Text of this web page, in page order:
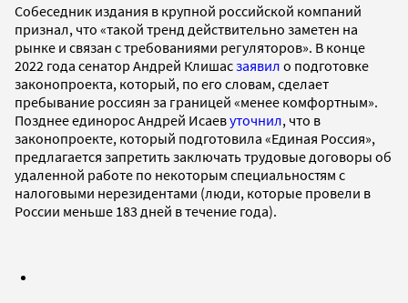
Собеседник издания в крупной российской компаний
признал, что «такой тренд действительно заметен на
рынке и связан с требованиями регуляторов». В конце
2022 года сенатор Андрей Клишасзаявил о подготовке
законопроекта, который, по его словам, сделает
пребывание россиян за границей «менее комфортным».
Позднее единорос Андрей Исаевуточнил, что в
законопроекте, который подготовила «Единая Россия»,
предлагается запретить заключать трудовые договоры об
удаленной работе по некоторым специальностям с
налоговыми нерезидентами (люди, которые провели в
России меньше 183 дней в течение года).